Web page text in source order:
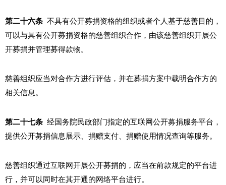
第二十六条 不具有公开募捐资格的组织或者个人基于慈善目的，
可以与具有公开募捐资格的慈善组织合作，由该慈善组织开展公
开募捐并管理募得款物。
慈善组织应当对合作方进行评估，并在募捐方案中载明合作方的
相关信息。
第二十七条 经国务院民政部门指定的互联网公开募捐服务平台，
提供公开募捐信息展示、捐赠支付、捐赠使用情况查询等服务。
慈善组织通过互联网开展公开募捐的，应当在前款规定的平台进
行，并可以同时在其开通的网络平台进行。